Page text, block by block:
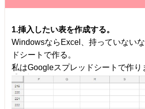
1.挿入したい表を作成する。
WindowsならExcel、持っていない
ドシートで作る。
私はGoogleスプレッドシートで作り